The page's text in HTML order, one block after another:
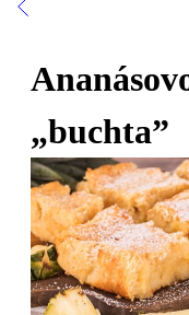
„buchta”